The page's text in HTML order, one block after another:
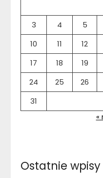
3
4 5
10
11 12
17
18 19
24
25 26
31
«
Ostatnie wpisy